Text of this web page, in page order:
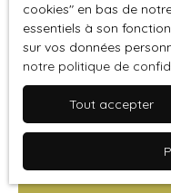
1 499 000
cookies″ en bas de
essentiels à son
sur vos données
notre politique de
Tout accepter